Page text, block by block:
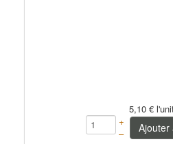
5,10 €
+
–
Ajouter